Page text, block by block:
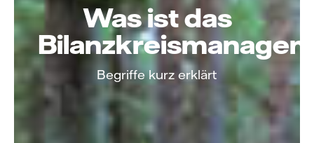
Was ist das
Begriffe kurz erklärt